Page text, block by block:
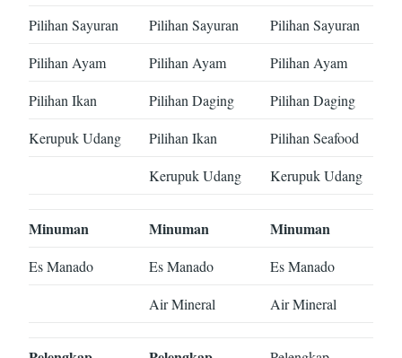
Pilihan Sayuran
Pilihan Sayuran
Pilihan Sayuran
Pilihan Ayam
Pilihan Ayam
Pilihan Ayam
Pilihan Ikan
Pilihan Daging
Pilihan Daging
Kerupuk Udang
Pilihan Ikan
Pilihan Seafood
Kerupuk Udang
Kerupuk Udang
Minuman Minuman Minuman
Es Manado Es Manado
Es Manado
Air Mineral
Air Mineral